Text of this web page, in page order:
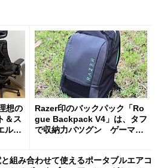
想の
＆ス
ルゴ
Razer印のバックパック「Ro
gue Backpack V4」は、タフ
で収納力バツグン ゲーマー
組み合わせて使えるポータブルエアコ